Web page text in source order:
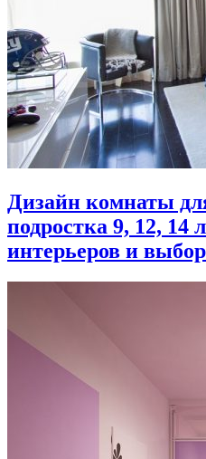
Дизайн комнаты
подростка 9, 12, 14
интерьеров и